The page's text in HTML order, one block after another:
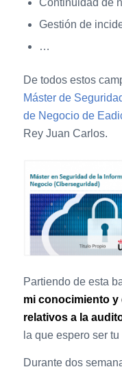
Continuidad de
Gestión de
…
De todos estos
Máster de
de Negocio de
Rey Juan Carlos.
Partiendo de esta
mi conocimiento y
relativos a la
la que espero ser
Durante dos